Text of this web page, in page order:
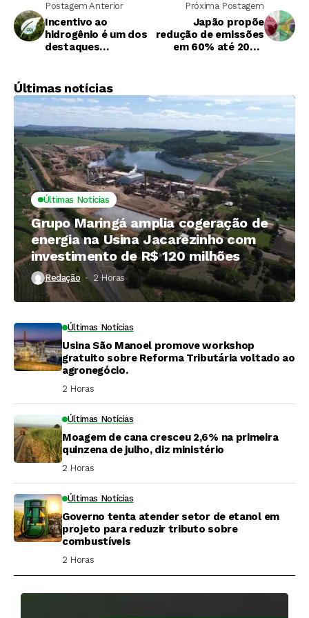
Postagem Anterior
Incentivo ao
hidrogênio é um dos
destaques
Próxima Postagem
Japão propõe
redução de emissões
em 60% até 2035,
Últimas notícias
Últimas Notícias
Grupo Maringá amplia cogeração de
energia na Usina Jacarezinho com
investimento de R$ 120 milhões
Redação 2 Horas ⁮
Últimas Notícias
Usina São Manoel promove workshop
gratuito sobre Reforma Tributária voltado ao
agronegócio.
2 Horas ⁮
Últimas Notícias
Moagem de cana cresceu 2,6% na primeira
quinzena de julho, diz ministério
2 Horas ⁮
Últimas Notícias
Governo tenta atender setor de etanol em
projeto para reduzir tributo sobre
combustíveis
2 Horas ⁮